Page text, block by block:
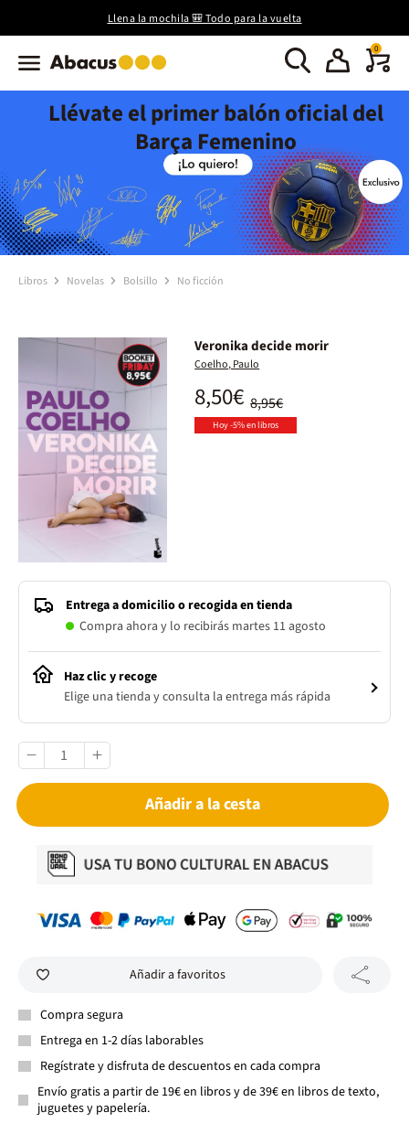
Llena la mochila 🎒 Todo para la vuelta
0
Llévate el primer balón oficial del
Barça Femenino
Libros Novelas Bolsillo No ficción
Veronika decide morir
Coelho, Paulo
8,95€
8,50€
Hoy -5% en libros
Entrega a domicilio o recogida en tienda
Compra ahora y lo recibirás martes 11 agosto
Haz clic y recoge
Elige una tienda y consulta la entrega más rápida
Añadir a la cesta
Añadir a favoritos
Compra segura
Entrega en 1-2 días laborables
Regístrate y disfruta de descuentos en cada compra
Envío gratis a partir de 19€ en libros y de 39€ en libros de texto,
juguetes y papelería.